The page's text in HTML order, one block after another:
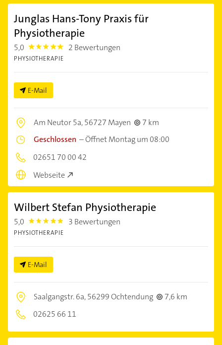
Junglas Hans-Tony Praxis für
Physiotherapie
5,0 5.0 2 Bewertungen
PHYSIOTHERAPIE
E-Mail
Am Neutor 5a,56727 Mayen
7 km
Geschlossen –Öffnet Montag um 08:00
02651 70 00 42
Webseite
Wilbert Stefan Physiotherapie
5,0 5.0 3 Bewertungen
PHYSIOTHERAPIE
E-Mail
Saalgangstr. 6a,56299 Ochtendung
7,6 km
02625 66 11